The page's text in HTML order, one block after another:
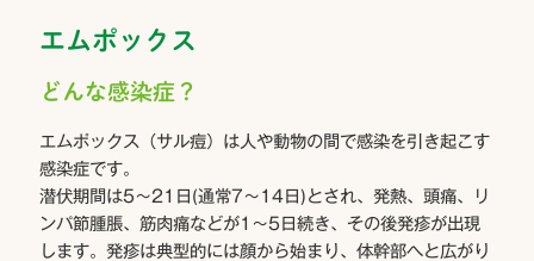
エムポックス
どんな感染症？
エムポックス（サル痘）は人や動物の間で感染を引き起こす
感染症です。
潜伏期間は5～21日(通常7～14日)とされ、発熱、頭痛、リ
ンパ節腫脹、筋肉痛などが1～5日続き、その後発疹が出現
します。発疹は典型的には顔から始まり、体幹部へと広がり